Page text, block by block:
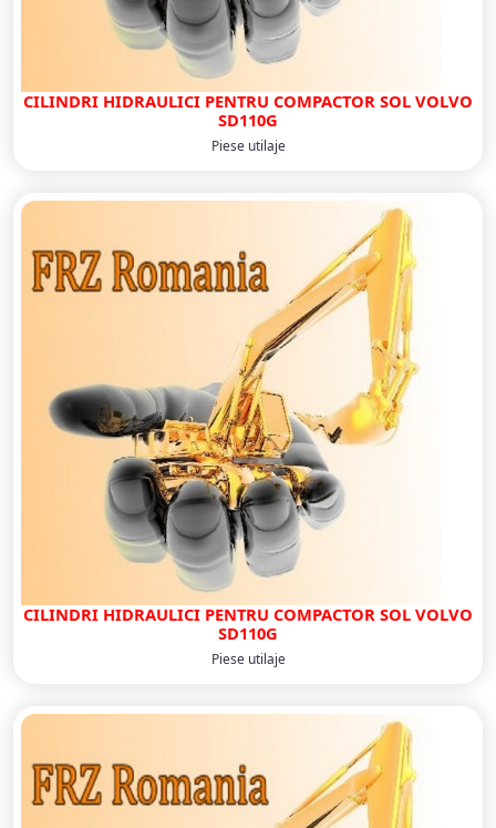
CILINDRI HIDRAULICI PENTRU COMPACTOR SOL VOLVO
SD110G
Piese utilaje
CILINDRI HIDRAULICI PENTRU COMPACTOR SOL VOLVO
SD110G
Piese utilaje